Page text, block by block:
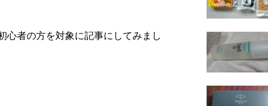
心者の方を対象に記事にしてみまし